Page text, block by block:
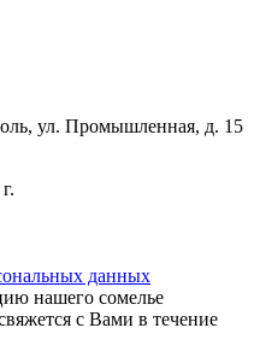
ул. Промышленная, д. 15
данных
нашего сомелье
с Вами в течение